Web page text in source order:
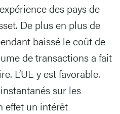
des pays de
De plus en plus de
baissé le coût de
de transactions a fait
L’UE y est favorable.
sur les
effet un intérêt